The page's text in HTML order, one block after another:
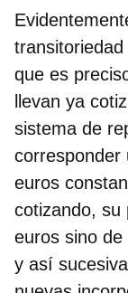
que es
llevan ya
sistema de
corresponder
euros
cotizando, su
euros sino
y así